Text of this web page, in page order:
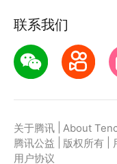
联系我们
关于腾讯 About
腾讯公益
版权所有
用户协议